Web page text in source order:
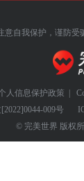
意自我保护，谨防受
人信息保护政策 |
[2022]0044-009号
© 完美世界 版权所